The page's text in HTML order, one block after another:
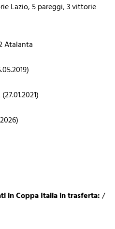
Lazio, 5 pareggi, 3 vittorie
Atalanta
in Coppa Italia in trasferta:/